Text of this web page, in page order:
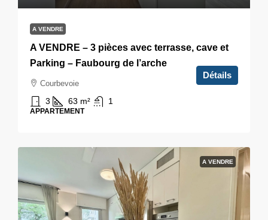
A VENDRE
A VENDRE – 3 pièces avec terrasse, cave et
Parking – Faubourg de l’arche
Courbevoie
3 63 m² 1
APPARTEMENT
Détails
A VENDRE